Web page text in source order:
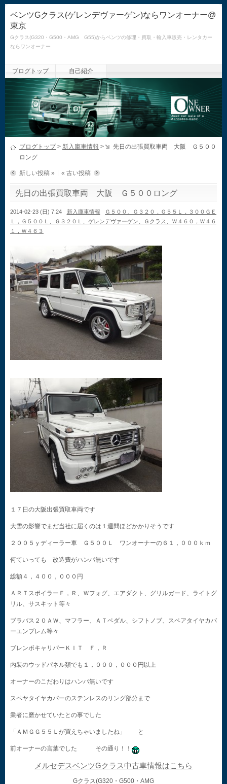
ベンツGクラス(ゲレンデヴァーゲン)ならワンオーナー@
東京
Gクラス(G320・G500・AMG G55)からベンツの修理・買取・輸入車販売・レンタカー
ならワンオーナー
ブログトップ 自己紹介
ブログトップ> 新入庫車情報 >
先日の出張買取車両 大阪 Ｇ５００
ロング
新しい投稿 » « 古い投稿
先日の出張買取車両 大阪 Ｇ５００ロング
2014-02-23 (日) 7:24 新入庫車情報
Ｇ５００、Ｇ３２０，Ｇ５５Ｌ，３００ＧＥ
Ｌ，Ｇ５００Ｌ、Ｇ３２０Ｌ、ゲレンデヴァーゲン、Ｇクラス、Ｗ４６０，Ｗ４６
１，Ｗ４６３
１７日の大阪出張買取車両です
大雪の影響でまだ当社に届くのは１週間ほどかかりそうです
２００５ｙディーラー車 Ｇ５００Ｌ ワンオーナーの６１，０００ｋｍ
何ていっても 改造費がハンパ無いです
総額４，４００，０００円
ＡＲＴスポイラーＦ，Ｒ、Ｗフォグ、エアダクト、グリルガード、ライトグ
リル、サスキット等々
ブラバス２０ＡＷ、マフラー、ＡＴペダル、シフトノブ、スペアタイヤカバ
ーエンブレム等々
ブレンボキャリパーＫＩＴ Ｆ，Ｒ
内装のウッドパネル類でも１，０００，０００円以上
オーナーのこだわりはハンパ無いです
スペヤタイヤカバーのステンレスのリング部分まで
業者に磨かせていたとの事でした
「ＡＭＧＧ５５Ｌが買えちゃいましたね」 と
前オーナーの言葉でした その通り！！
メルセデスベンツGクラス中古車情報はこちら
Gクラス(G320・G500・AMG